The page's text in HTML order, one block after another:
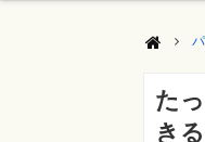
た
き